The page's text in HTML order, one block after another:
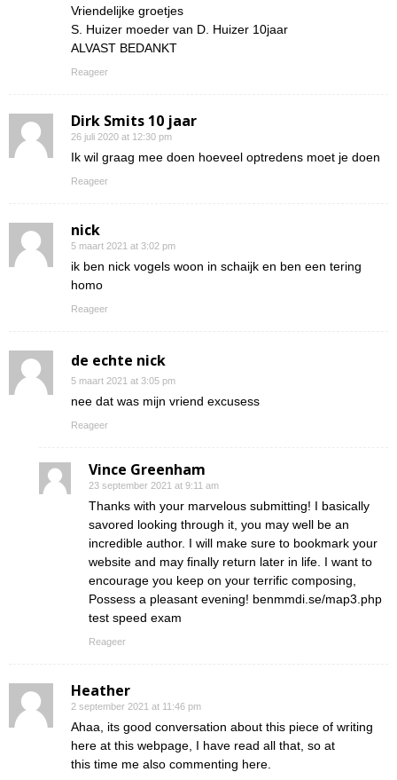
Vriendelijke groetjes
S. Huizer moeder van D. Huizer 10jaar
ALVAST BEDANKT
Reageer
Dirk Smits 10 jaar
26 juli 2020 at 12:30 pm
Ik wil graag mee doen hoeveel optredens moet je doen
Reageer
nick
5 maart 2021 at 3:02 pm
ik ben nick vogels woon in schaijk en ben een tering
homo
Reageer
de echte nick
5 maart 2021 at 3:05 pm
nee dat was mijn vriend excusess
Reageer
Vince Greenham
23 september 2021 at 9:11 am
Thanks with your marvelous submitting! I basically
savored looking through it, you may well be an
incredible author. I will make sure to bookmark your
website and may finally return later in life. I want to
encourage you keep on your terrific composing,
Possess a pleasant evening! benmmdi.se/map3.php
test speed exam
Reageer
Heather
2 september 2021 at 11:46 pm
Ahaa, its good conversation about this piece of writing
here at this webpage, I have read all that, so at
this time me also commenting here.